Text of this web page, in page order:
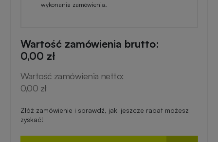
wykonania zamówienia.
Wartość zamówienia brutto:
0,00 zł
Wartość zamówienia netto:
0,00 zł
Złóż zamówienie i sprawdź, jaki jeszcze rabat możesz
zyskać!